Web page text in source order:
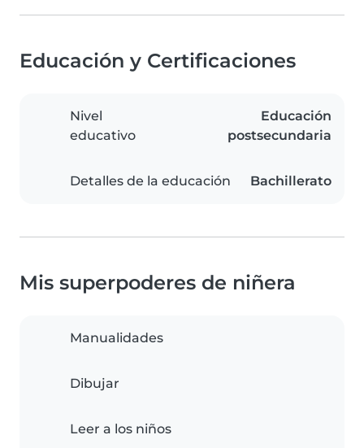
Educación y Certificaciones
Nivel
educativo
Educación
postsecundaria
Detalles de la educación Bachillerato
Mis superpoderes de niñera
Manualidades
Dibujar
Leer a los niños